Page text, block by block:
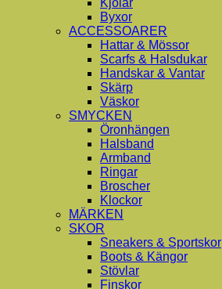
Kjolar
Byxor
ACCESSOARER
Hattar & Mössor
Scarfs & Halsdukar
Handskar & Vantar
Skärp
Väskor
SMYCKEN
Öronhängen
Halsband
Armband
Ringar
Broscher
Klockor
MÄRKEN
SKOR
Sneakers & Sportskor
Boots & Kängor
Stövlar
Finskor